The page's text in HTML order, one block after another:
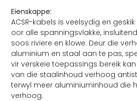
Eienskappe:
ACSR-kabels is veelsydig en
oor alle spanningsvlakke,
soos riviere en klowe. Deur die
aluminium en staal aan te pas,
vir verskeie toepassings bereik
van die staalinhoud verhoog
terwyl meer aluminiuminhoud die
verhoog.